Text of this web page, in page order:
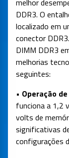
DDR3. O
localizado em
conector
DIMM DDR3
melhorias
seguintes:
• Operação
funciona a 1,2
volts de
significativas
configurações